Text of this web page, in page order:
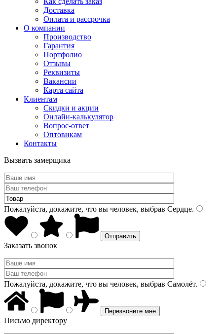
Доставка
Оплата и рассрочка
О компании
Производство
Гарантия
Портфолио
Отзывы
Реквизиты
Вакансии
Карта сайта
Клиентам
Скидки и акции
Онлайн-калькулятор
Вопрос-ответ
Оптовикам
Контакты
Вызвать замерщика
Пожалуйста, докажите, что вы человек, выбрав Сердце.
Заказать звонок
Пожалуйста, докажите, что вы человек, выбрав Самолёт.
Письмо директору